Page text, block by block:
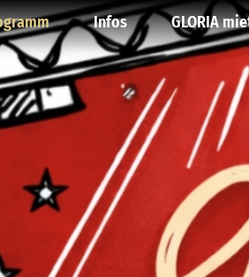
Infos GLORIA